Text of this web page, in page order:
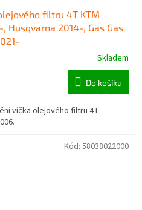
filtru 4T KTM
2014-, Gas Gas
Skladem
Do košíku
víčka olejového filtru 4T
Kód: 58038022000